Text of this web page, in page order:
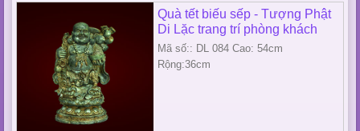
Quà tết biếu sếp - Tượng Phật
Di Lặc trang trí phòng khách
Mã số:: DL 084 Cao: 54cm
Rộng:36cm